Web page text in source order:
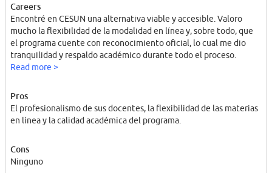
Careers
Encontré en CESUN una alternativa viable y accesible. Valoro
mucho la flexibilidad de la modalidad en línea y, sobre todo, que
el programa cuente con reconocimiento oficial, lo cual me dio
tranquilidad y respaldo académico durante todo el proceso.
Read more >
Pros
El profesionalismo de sus docentes, la flexibilidad de las materias
en línea y la calidad académica del programa.
Cons
Ninguno